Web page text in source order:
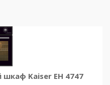
Kaiser EH 4747